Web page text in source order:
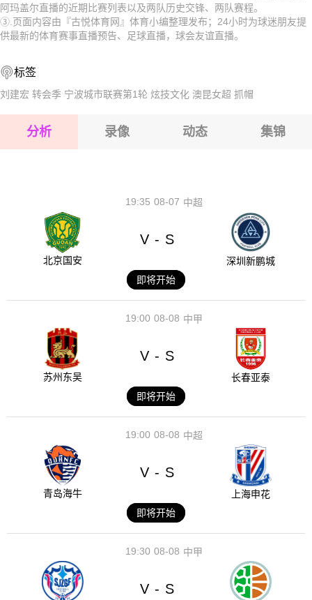
2026-08-15 【球会友谊】 哈维德夫VS阿玛盖尔
2026-08-15 【球会友谊】 哈维德夫VS阿玛盖尔
2026-08-15 【球会友谊】 哈维德夫VS阿玛盖尔
阿玛盖尔直播的近期比赛列表以及两队历史交锋、两队赛程。
③.页面内容由『古悦体育网』体育小编整理发布；24小时为球迷朋友提
供最新的体育赛事直播预告、足球直播，球会友谊直播。
标签
刘建宏 转会季 宁波城市联赛第1轮 炫技文化 澳昆女超 抓帽
分析 录像 动态 集锦
08-07
19:35 中超
北京国安
V - S
深圳新鹏城
即将开始
08-08
19:00 中甲
苏州东吴
V - S
长春亚泰
即将开始
08-08
19:00 中超
青岛海牛
V - S
上海申花
即将开始
08-08
19:30 中甲
V - S